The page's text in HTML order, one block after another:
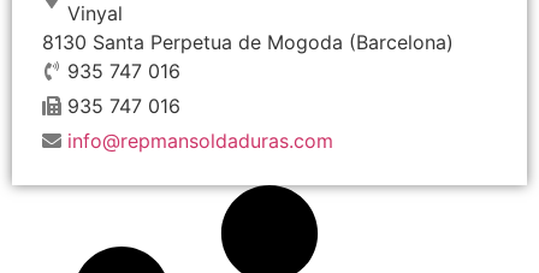
Vinyal
8130 Santa Perpetua de Mogoda (Barcelona)
935 747 016
935 747 016
info@repmansoldaduras.com